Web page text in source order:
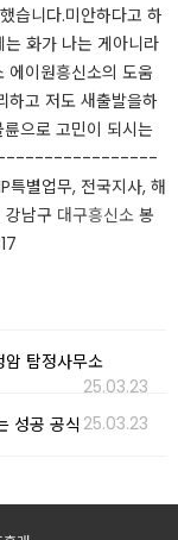
습니다.​미안하다고 하
화가 나는 게아니라
에이원흥신소의 도움
하고 저도 새출발을하
으로 고민이 되시는
.​​​---------------------
별업무, 전국지사, 해
강남구 대구흥신소 봉
탐정사무소
25.03.23
성공 공식 25.03.23